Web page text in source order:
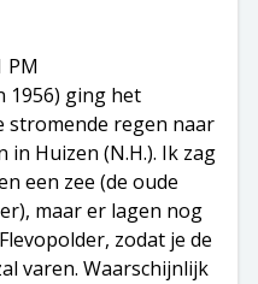
PM
1956) ging het
stromende regen naar
in Huizen (N.H.). Ik zag
een zee (de oude
maar er lagen nog
zodat je de
varen. Waarschijnlijk